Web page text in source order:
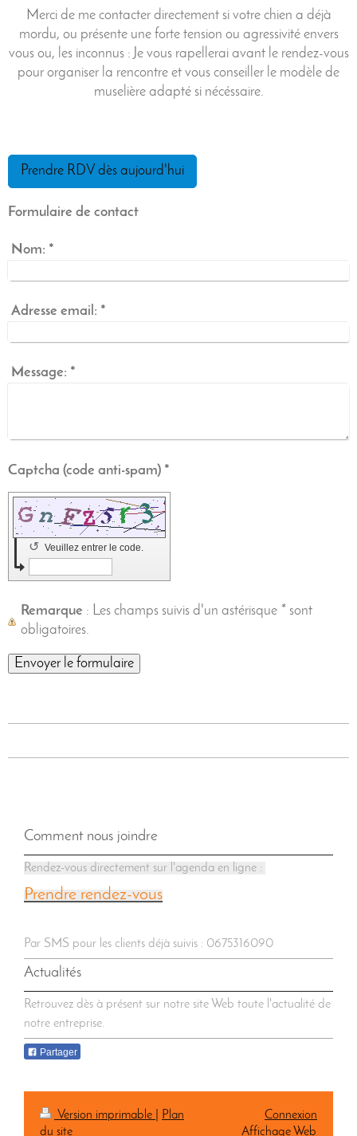
Merci de me contacter directement si votre chien a déjà
mordu, ou présente une forte tension ou agressivité envers
vous ou, les inconnus : Je vous rapellerai avant le rendez-vous
pour organiser la rencontre et vous conseiller le modèle de
muselière adapté si nécéssaire.
Prendre RDV dès aujourd'hui
Formulaire de contact
Nom: *
Adresse email: *
Message: *
Captcha (code anti-spam) *
Veuillez entrer le code.
↺
Remarque : Les champs suivis d'un astérisque * sont
obligatoires.
Comment nous joindre
Rendez-vous directement sur l'agenda en ligne :
Prendre rendez-vous
Par SMS pour les clients déjà suivis : 0675316090
Actualités
Retrouvez dès à présent sur notre site Web toute l'actualité de
notre entreprise.
Partager
Version imprimable
Plan
du site
Connexion
Affichage Web